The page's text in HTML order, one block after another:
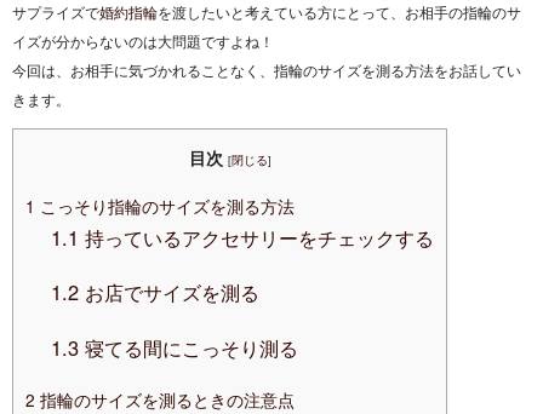
サプライズで婚約指輪を渡したいと考えている方にとって、お相手の指輪のサ
イズが分からないのは大問題ですよね！
今回は、お相手に気づかれることなく、指輪のサイズを測る方法をお話してい
きます。
目次 [閉じる]
1 こっそり指輪のサイズを測る方法
1.1 持っているアクセサリーをチェックする
1.2お店でサイズを測る
1.3寝てる間にこっそり測る
2 指輪のサイズを測るときの注意点